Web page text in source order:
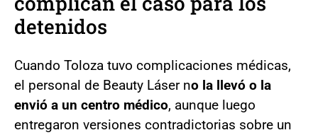
detenidos
Cuando Toloza tuvo complicaciones médicas,
el personal de Beauty Láser no la llevó o la
envió a un centro médico, aunque luego
entregaron versiones contradictorias sobre un